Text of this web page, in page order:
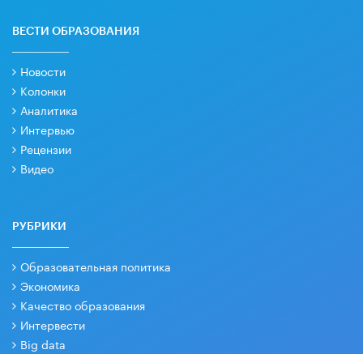
ВЕСТИ ОБРАЗОВАНИЯ
Новости
Колонки
Аналитика
Интервью
Рецензии
Видео
РУБРИКИ
Образовательная политика
Экономика
Качество образования
Интервести
Big data